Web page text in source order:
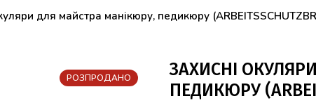
для майстра манікюру, педикюру
РОЗПРОДАНО
ЗАХИСНІ
ПЕДИКЮРУ